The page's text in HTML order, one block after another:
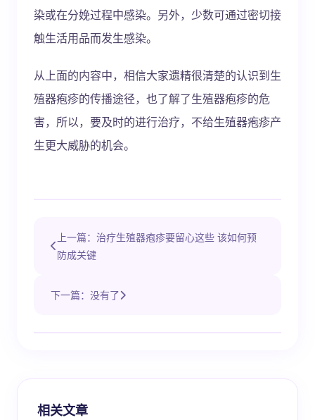
染或在分娩过程中感染。另外，少数可通过密切接
触生活用品而发生感染。
从上面的内容中，相信大家遗精很清楚的认识到生
殖器疱疹的传播途径，也了解了生殖器疱疹的危
害，所以，要及时的进行治疗，不给生殖器疱疹产
生更大威胁的机会。
上一篇：治疗生殖器疱疹要留心这些 该如何预
防成关键
下一篇：没有了
相关文章